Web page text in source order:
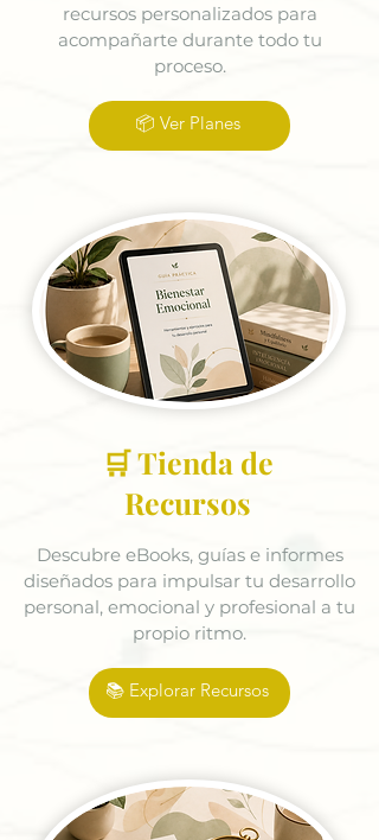
recursos personalizados para
acompañarte durante todo tu
proceso.
📦 Ver Planes
🛒 Tienda de
Recursos
Descubre eBooks, guías e informes
diseñados para impulsar tu desarrollo
personal, emocional y profesional a tu
propio ritmo.
📚 Explorar Recursos